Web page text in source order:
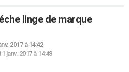
linge de marque
2017 à 14:42
janv. 2017 à 14:48